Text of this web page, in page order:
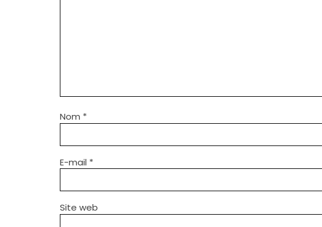
Nom *
E-mail *
Site web